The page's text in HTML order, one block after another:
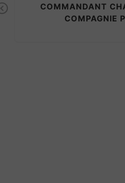
PreviousCOMMANDANT
COMPAGNIE